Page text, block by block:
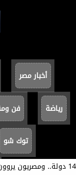
أخبار مصر
رياضة فن
توك شو